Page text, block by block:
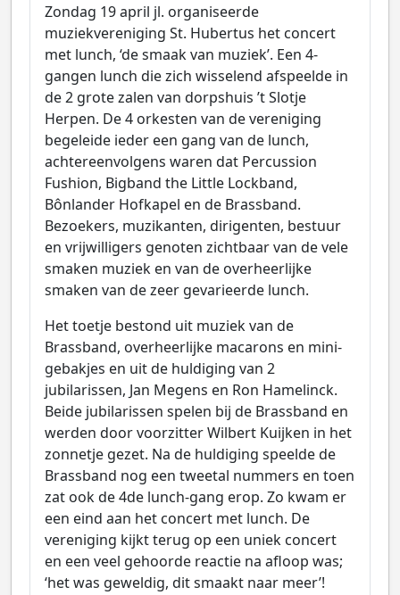
Zondag 19 april jl. organiseerde
muziekvereniging St. Hubertus het concert
met lunch, ‘de smaak van muziek’. Een 4-
gangen lunch die zich wisselend afspeelde in
de 2 grote zalen van dorpshuis ’t Slotje
Herpen. De 4 orkesten van de vereniging
begeleide ieder een gang van de lunch,
achtereenvolgens waren dat Percussion
Fushion, Bigband the Little Lockband,
Bônlander Hofkapel en de Brassband.
Bezoekers, muzikanten, dirigenten, bestuur
en vrijwilligers genoten zichtbaar van de vele
smaken muziek en van de overheerlijke
smaken van de zeer gevarieerde lunch.
Het toetje bestond uit muziek van de
Brassband, overheerlijke macarons en mini-
gebakjes en uit de huldiging van 2
jubilarissen, Jan Megens en Ron Hamelinck.
Beide jubilarissen spelen bij de Brassband en
werden door voorzitter Wilbert Kuijken in het
zonnetje gezet. Na de huldiging speelde de
Brassband nog een tweetal nummers en toen
zat ook de 4de lunch-gang erop. Zo kwam er
een eind aan het concert met lunch. De
vereniging kijkt terug op een uniek concert
en een veel gehoorde reactie na afloop was;
‘het was geweldig, dit smaakt naar meer’!